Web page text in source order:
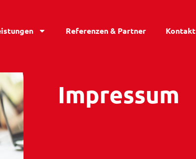
Referenzen & Partner Kontakt
Impressum